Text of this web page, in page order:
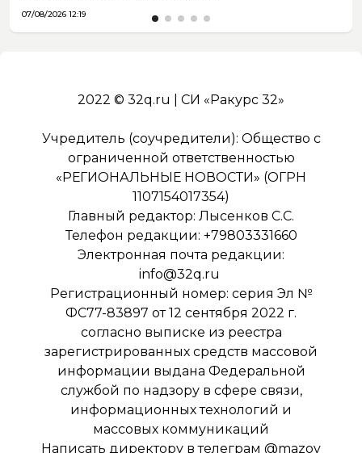
07/08/2026 12:19
2022 © 32q.ru | СИ «Ракурс 32»
Учредитель (соучредители): Общество с
ограниченной ответственностью
«РЕГИОНАЛЬНЫЕ НОВОСТИ» (ОГРН
1107154017354)
Главный редактор: Лысенков С.С.
Телефон редакции: +79803331660
Электронная почта редакции:
info@32q.ru
Регистрационный номер: серия Эл №
ФС77-83897 от 12 сентября 2022 г.
согласно выписке из реестра
зарегистрированных средств массовой
информации выдана Федеральной
службой по надзору в сфере связи,
информационных технологий и
массовых коммуникаций
Написать директору в телеграм @mazov